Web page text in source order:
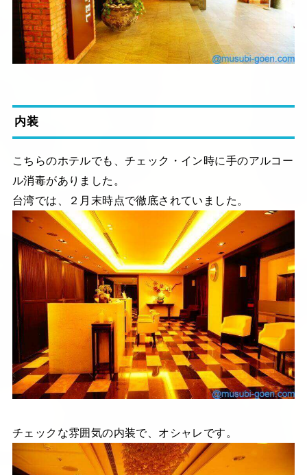
内装
こちらのホテルでも、チェック・イン時に手のアルコー
ル消毒がありました。
台湾では、２月末時点で徹底されていました。
チェックな雰囲気の内装で、オシャレです。